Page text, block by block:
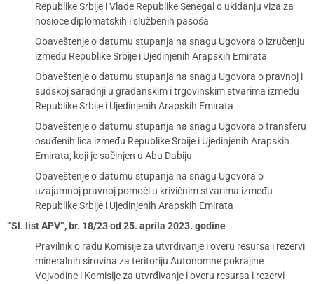
Republike Srbije i Vlade Republike Senegal o ukidanju viza za
nosioce diplomatskih i službenih pasoša
Obaveštenje o datumu stupanja na snagu Ugovora o izručenju
između Republike Srbije i Ujedinjenih Arapskih Emirata
Obaveštenje o datumu stupanja na snagu Ugovora o pravnoj i
sudskoj saradnji u građanskim i trgovinskim stvarima između
Republike Srbije i Ujedinjenih Arapskih Emirata
Obaveštenje o datumu stupanja na snagu Ugovora o transferu
osuđenih lica između Republike Srbije i Ujedinjenih Arapskih
Emirata, koji je sačinjen u Abu Dabiju
Obaveštenje o datumu stupanja na snagu Ugovora o
uzajamnoj pravnoj pomoći u krivičnim stvarima između
Republike Srbije i Ujedinjenih Arapskih Emirata
“Sl. list APV”, br. 18/23 od 25. aprila 2023. godine
Pravilnik o radu Komisije za utvrđivanje i overu resursa i rezervi
mineralnih sirovina za teritoriju Autonomne pokrajine
Vojvodine i Komisije za utvrđivanje i overu resursa i rezervi